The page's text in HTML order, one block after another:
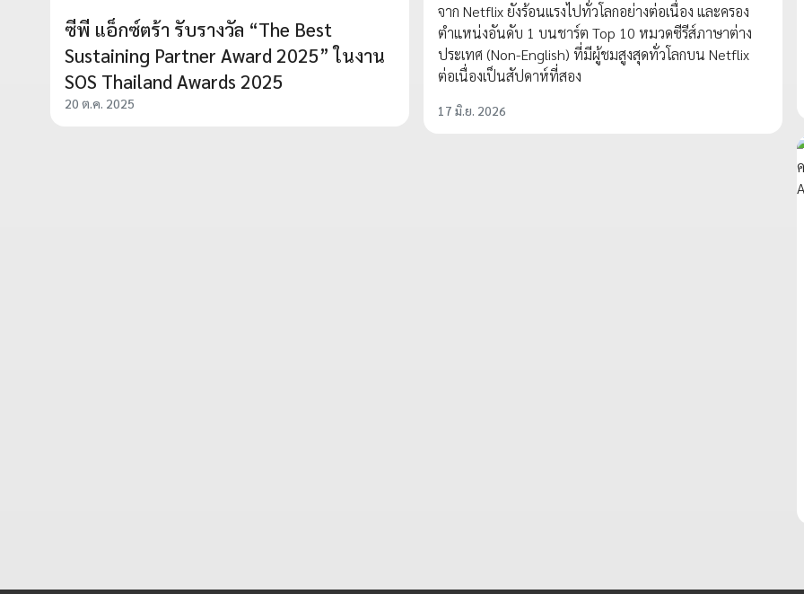
จาก Netflix ยังร้อนแรงไปทั่วโลกอย่างต่อเนื่อง และครอง
ตำแหน่งอันดับ 1 บนชาร์ต Top 10 หมวดซีรีส์ภาษาต่าง
ประเทศ (Non-English) ที่มีผู้ชมสูงสุดทั่วโลกบน Netflix
ต่อเนื่องเป็นสัปดาห์ที่สอง
17 มิ.ย. 2026
ซีพี แอ็กซ์ตร้า รับรางวัล “The Best
Sustaining Partner Award 2025” ในงาน
SOS Thailand Awards 2025
20 ต.ค. 2025